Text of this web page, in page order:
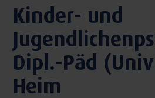
Kinder- und
Dipl.-Päd
Heim